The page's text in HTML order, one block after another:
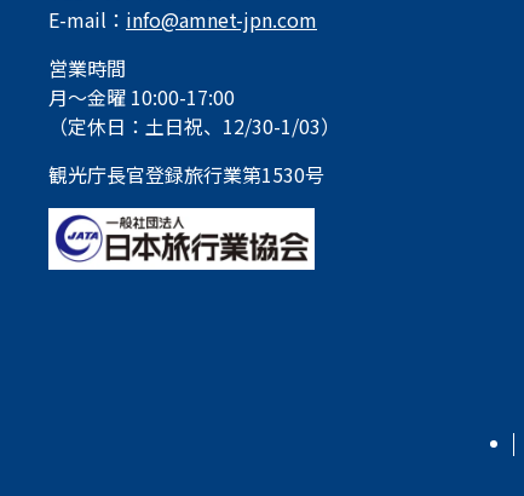
E-mail： info@amnet-jpn.com
営業時間
月～金曜 10:00-17:00
（定休日：土日祝、12/30-1/03）
観光庁長官登録旅行業第1530号